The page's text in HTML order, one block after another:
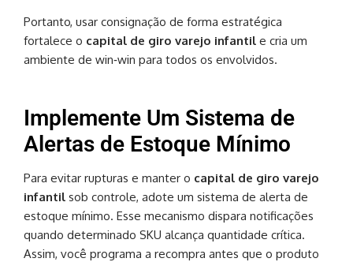
Portanto, usar consignação de forma estratégica
fortalece o capital de giro varejo infantil e cria um
ambiente de win‑win para todos os envolvidos.
Implemente Um Sistema de
Alertas de Estoque Mínimo
Para evitar rupturas e manter o capital de giro varejo
infantil sob controle, adote um sistema de alerta de
estoque mínimo. Esse mecanismo dispara notificações
quando determinado SKU alcança quantidade crítica.
Assim, você programa a recompra antes que o produto